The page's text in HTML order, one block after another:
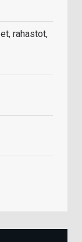
rahastot,